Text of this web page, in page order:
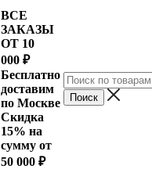
ВСЕ
ЗАКАЗЫ
ОТ 10
000 ₽
Бесплатно
доставим
по Москве
Скидка
15% на
сумму от
50 000 ₽